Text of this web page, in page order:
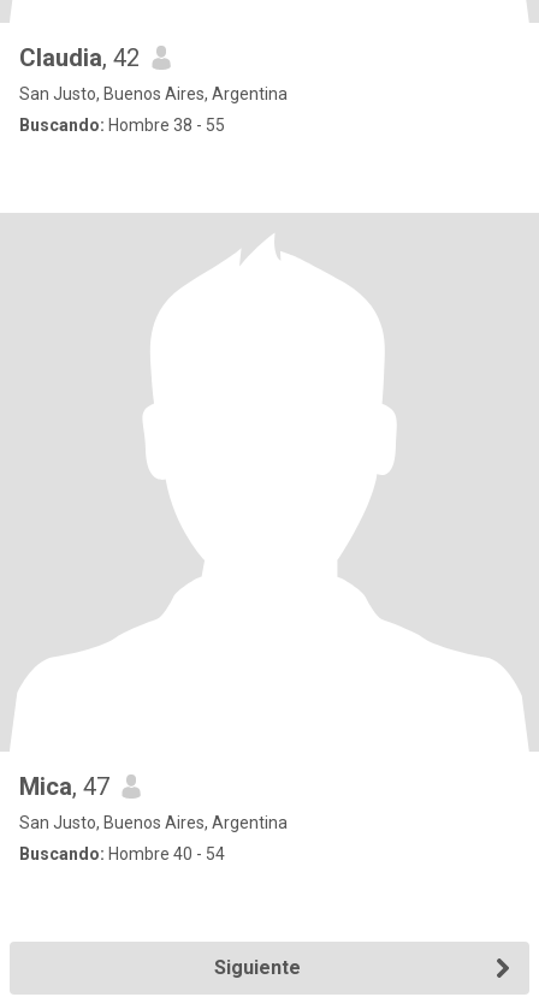
Claudia, 42
San Justo, Buenos Aires, Argentina
Buscando: Hombre 38 - 55
Mica, 47
San Justo, Buenos Aires, Argentina
Buscando: Hombre 40 - 54
Siguiente